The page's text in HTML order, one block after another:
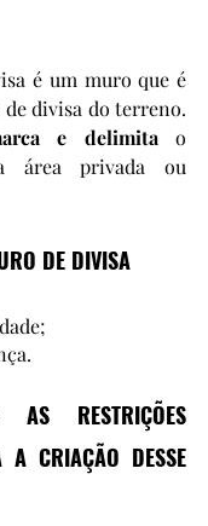
divisa do terreno.
e delimita o
área privada ou
DE DIVISA
RESTRIÇÕES
A CRIAÇÃO DESSE